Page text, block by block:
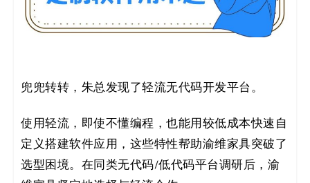
兜兜转转，朱总发现了轻流无代码开发平台。
使用轻流，即使不懂编程，也能用较低成本快速自
定义搭建软件应用，这些特性帮助渝维家具突破了
选型困境。在同类无代码/低代码平台调研后，渝